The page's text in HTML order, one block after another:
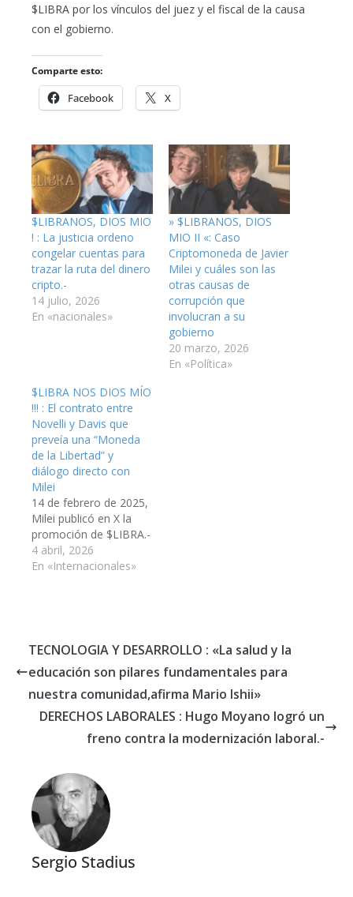
$LIBRA por los vínculos del juez y el fiscal de la causa
con el gobierno.
Comparte esto:
Facebook X
$LIBRANOS, DIOS MIO
! : La justicia ordeno
congelar cuentas para
trazar la ruta del dinero
cripto.-
14 julio, 2026
En «nacionales»
» $LIBRANOS, DIOS
MIO II «: Caso
Criptomoneda de Javier
Milei y cuáles son las
otras causas de
corrupción que
involucran a su
gobierno
20 marzo, 2026
En «Política»
$LIBRA NOS DIOS MÍO
!!! : El contrato entre
Novelli y Davis que
preveía una “Moneda
de la Libertad” y
diálogo directo con
Milei
14 de febrero de 2025,
Milei publicó en X la
promoción de $LIBRA.-
4 abril, 2026
En «Internacionales»
TECNOLOGIA Y DESARROLLO : «La salud y la
educación son pilares fundamentales para
nuestra comunidad,afirma Mario Ishii»
DERECHOS LABORALES : Hugo Moyano logró un
freno contra la modernización laboral.-
Sergio Stadius